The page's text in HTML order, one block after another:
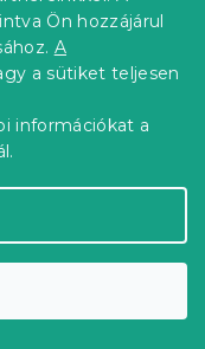
Ön hozzájárul
A
a sütiket teljesen
információkat a